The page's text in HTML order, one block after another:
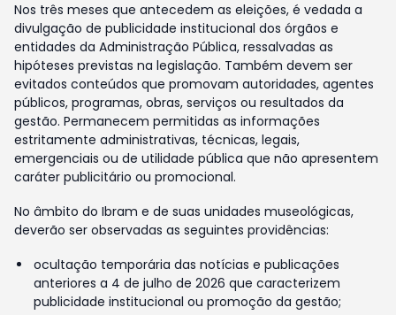
Nos três meses que antecedem as eleições, é vedada a
divulgação de publicidade institucional dos órgãos e
entidades da Administração Pública, ressalvadas as
hipóteses previstas na legislação. Também devem ser
evitados conteúdos que promovam autoridades, agentes
públicos, programas, obras, serviços ou resultados da
gestão. Permanecem permitidas as informações
estritamente administrativas, técnicas, legais,
emergenciais ou de utilidade pública que não apresentem
caráter publicitário ou promocional.
No âmbito do Ibram e de suas unidades museológicas,
deverão ser observadas as seguintes providências:
ocultação temporária das notícias e publicações
anteriores a 4 de julho de 2026 que caracterizem
publicidade institucional ou promoção da gestão;